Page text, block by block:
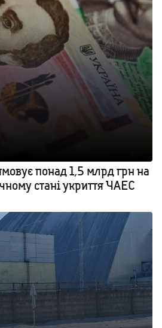
понад 1,5 млрд грн на
стані укриття ЧАЕС